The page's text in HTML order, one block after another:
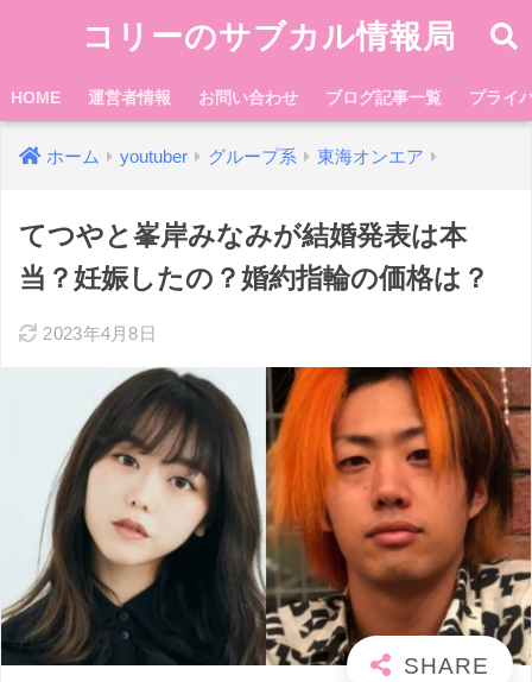
コリーのサブカル情報局
HOME 運営者情報 お問い合わせ ブログ記事一覧 プライ
ホーム youtuber グループ系 東海オンエア
てつやと峯岸みなみが結婚発表は本
当？妊娠したの？婚約指輪の価格は？
2023年4月8日